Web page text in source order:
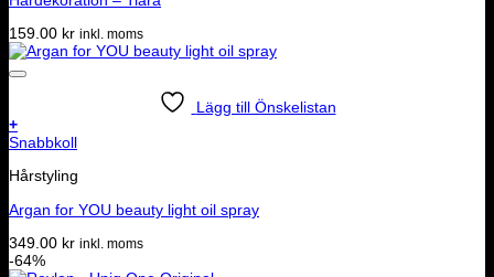
159.00 kr inkl. moms
Lägg till Önskelistan
+
Snabbkoll
Hårstyling
Argan for YOU beauty light oil spray
349.00 kr inkl. moms
-64%